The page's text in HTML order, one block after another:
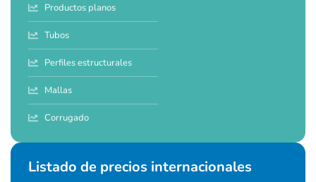
Productos planos
Tubos
Perfiles estructurales
Mallas
Corrugado
Listado de precios internacionales